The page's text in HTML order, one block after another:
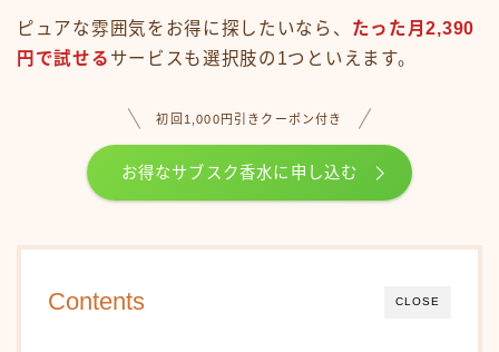
ピュアな雰囲気をお得に探したいなら、 たった月2,390
円で試せる サービスも選択肢の1つといえます。
初回1,000円引きクーポン付き
お得なサブスク香水に申し込む
CLOSE
Contents